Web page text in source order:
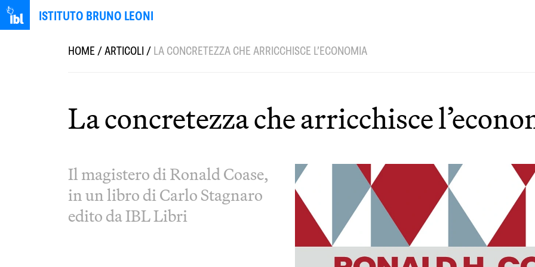
ISTITUTO BRUNO LEONI
HOME/ARTICOLI/LA CONCRETEZZA CHE ARRICCHISCE L’ECONOMIA
La concretezza che arricchisce
Il magistero di Ronald Coase,
in un libro di Carlo Stagnaro
edito da IBL Libri